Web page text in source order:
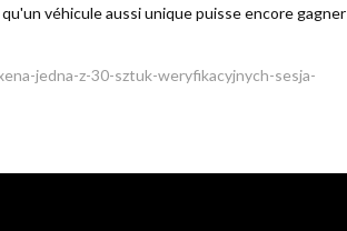
véhicule aussi unique puisse encore gagner
jedna-z-30-sztuk-weryfikacyjnych-sesja-